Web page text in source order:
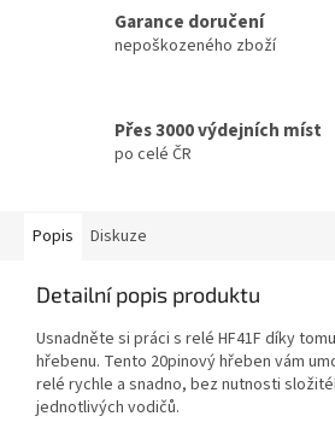
Garance doručení
nepoškozeného zboží
Přes 3000 výdejních míst
po celé ČR
Popis Diskuze
Detailní popis produktu
Usnadněte si práci s relé HF41F díky
hřebenu. Tento 20pinový hřeben vám
relé rychle a snadno, bez nutnosti
jednotlivých vodičů.